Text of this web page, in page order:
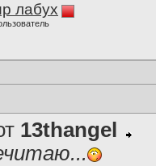
лабух
13thangel